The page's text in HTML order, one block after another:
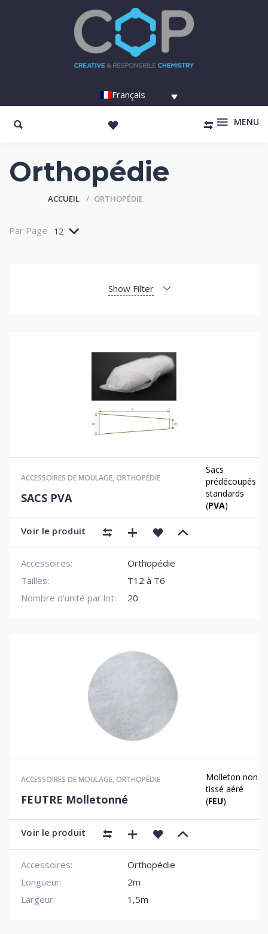
Français
MENU
Orthopédie
ACCUEIL ORTHOPÉDIE
Par Page 12
Show Filter
ACCESSOIRES DE MOULAGE,ORTHOPÉDIE
SACS PVA
Sacs
prédécoupés
standards
(PVA)
Voir le produit
Accessoires:
Orthopédie
Tailles:
T12 à T6
Nombre d'unité par lot:
20
ACCESSOIRES DE MOULAGE,ORTHOPÉDIE
FEUTRE Molletonné
Molleton non
tissé aéré
(FEU)
Voir le produit
Accessoires:
Orthopédie
Longueur:
2m
Largeur:
1,5m